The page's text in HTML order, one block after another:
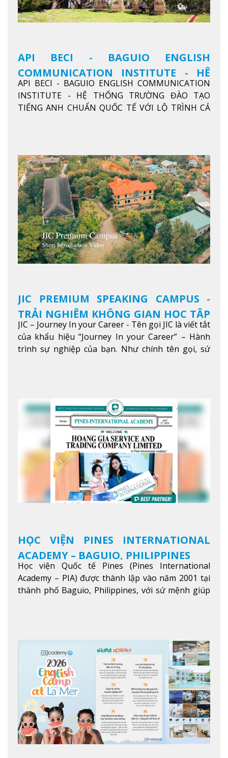
API BECI - BAGUIO ENGLISH
COMMUNICATION INSTITUTE - HỆ
THỐNG TRƯỜNG ĐÀO TẠO TIẾNG
ANH CHUẨN QUỐC TẾ
API BECI - BAGUIO ENGLISH COMMUNICATION
INSTITUTE - HỆ THỐNG TRƯỜNG ĐÀO TẠO
TIẾNG ANH CHUẨN QUỐC TẾ VỚI LỘ TRÌNH CÁ
JIC PREMIUM SPEAKING CAMPUS -
TRẢI NGHIỆM KHÔNG GIAN HỌC TẬP
5 SAO TẠI BAGUIO
JIC – Journey In your Career - Tên gọi JIC là viết tắt
của khẩu hiệu “Journey In your Career” – Hành
trình sự nghiệp của bạn. Như chính tên gọi, sứ
HỌC VIỆN PINES INTERNATIONAL
ACADEMY – BAGUIO, PHILIPPINES
Học viện Quốc tế Pines (Pines International
Academy – PIA) được thành lập vào năm 2001 tại
thành phố Baguio, Philippines, với sứ mệnh giúp